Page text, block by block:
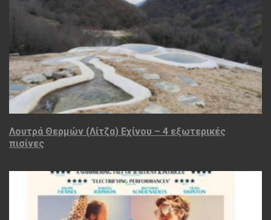
Λουτρά Θερμών (Λίτζα) Εχίνου – 4 εξωτερικές
πισίνες